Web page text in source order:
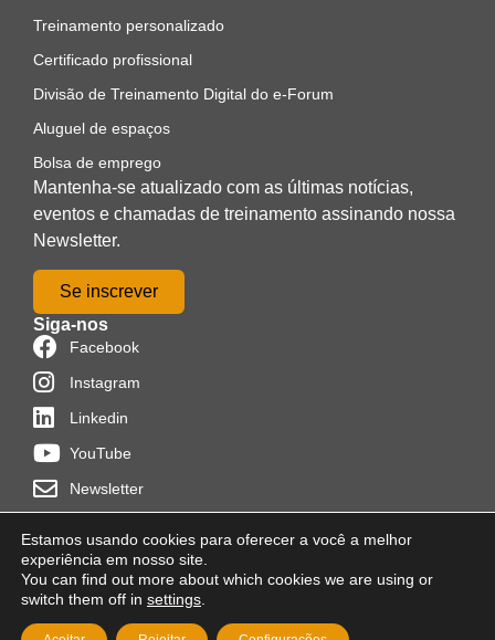
Treinamento personalizado
Certificado profissional
Divisão de Treinamento Digital do e-Forum
Aluguel de espaços
Bolsa de emprego
Mantenha-se atualizado com as últimas notícias,
eventos e chamadas de treinamento assinando nossa
Newsletter.
Se inscrever
Siga-nos
Facebook
Instagram
Linkedin
YouTube
Newsletter
Distribuído por Programon
Estamos usando cookies para oferecer a você a melhor
experiência em nosso site.
You can find out more about which cookies we are using or
switch them off in settings